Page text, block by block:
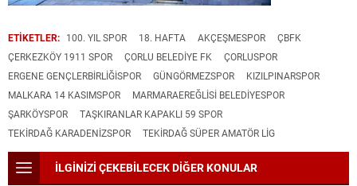
ETİKETLER: 100. YIL SPOR 18. HAFTA AKÇEŞMESPOR
ÇBFK
ÇERKEZKÖY 1911 SPOR
ÇORLU BELEDIYE FK
ÇORLUSPOR
ERGENE GENÇLERBIRLIĞISPOR
GÜNGÖRMEZSPOR
KIZILPINARSPOR
MALKARA 14 KASIMSPOR
MARMARAEREĞLISI BELEDIYESPOR
ŞARKÖYSPOR
TAŞKIRANLAR KAPAKLI 59 SPOR
TEKIRDAĞ KARADENIZSPOR
TEKIRDAĞ SÜPER AMATÖR LIG
İLGİNİZİ ÇEKEBİLECEK DİĞER KONULAR